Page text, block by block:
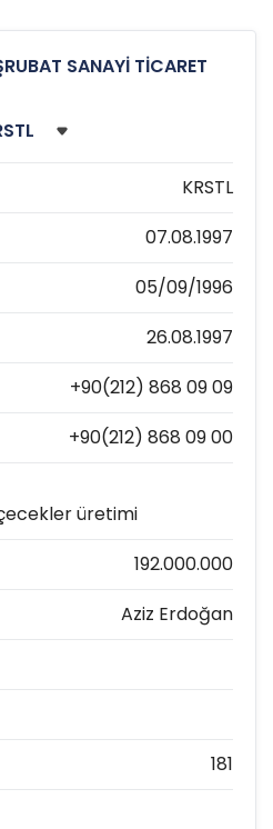
SANAYİ TİCARET
KRSTL
07.08.1997
05/09/1996
26.08.1997
+90(212) 868 09 09
+90(212) 868 09 00
üretimi
192.000.000
Aziz Erdoğan
181